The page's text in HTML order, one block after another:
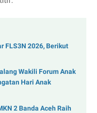
FLS3N 2026, Berikut
Wakili Forum Anak
Hari Anak
2 Banda Aceh Raih